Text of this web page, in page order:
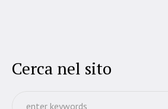
Cerca nel sito